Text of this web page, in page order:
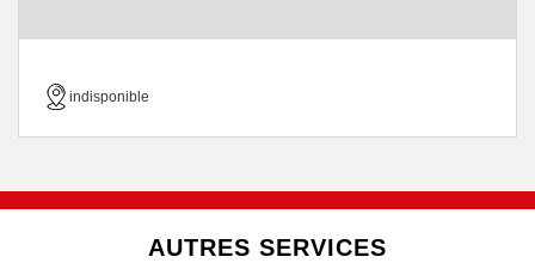
indisponible
AUTRES SERVICES